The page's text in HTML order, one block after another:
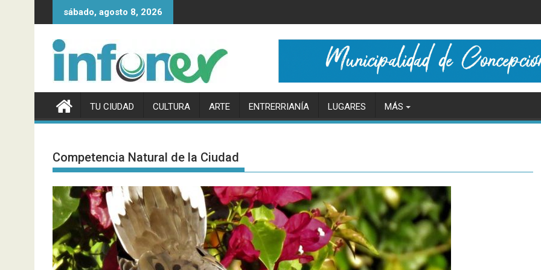
al
sábado, agosto 8, 2026
TU CIUDAD CULTURA ARTE ENTRERRIANÍA LUGARES MÁS
Competencia Natural de la Ciudad